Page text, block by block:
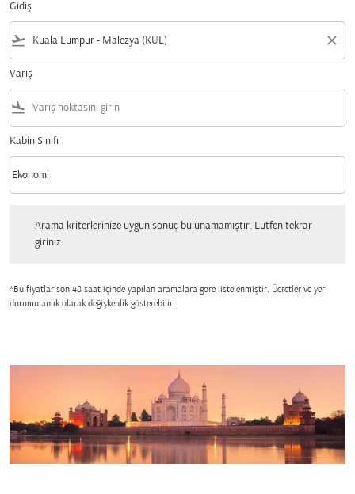
Gidiş
flight_takeoff close
Varış
flight_land
Kabin Sınıfı
Kabin Sınıfı option Ekonomi Selected
Ekonomi
keyboard_arrow_down
Arama kriterlerinize uygun sonuç bulunamamıştır. Lutfen tekrar
giriniz.
*Bu fiyatlar son 48 saat içinde yapılan aramalara gore listelenmiştir. Ücretler ve yer
durumu anlık olarak değişkenlik gösterebilir.